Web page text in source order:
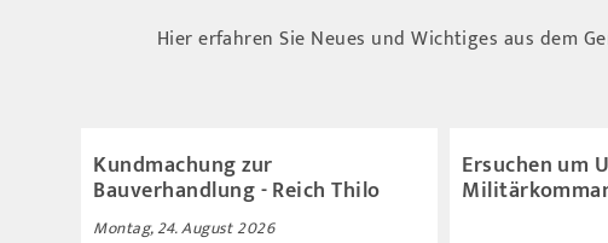
Hier erfahren Sie Neues und Wichtiges aus dem
Kundmachung zur
Bauverhandlung - Reich Thilo
Montag, 24. August 2026
Ersuchen um